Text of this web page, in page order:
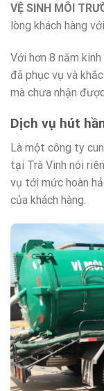
VỆ SINH MÔI
lòng khách hàng
Với hơn 8 năm
đã phục vụ và
mà chưa nhận
Dịch vụ hút
Là một công ty
tại Trà Vinh nói
vụ tới mức hoàn
của khách hàng.